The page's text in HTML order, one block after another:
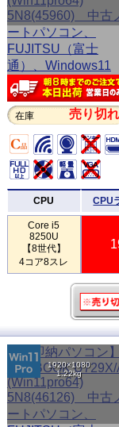
在庫 売り切れ
CPU CPU
Core i5
8250U
【8世代】
4コア8スレ
1920×1080
1.22kg